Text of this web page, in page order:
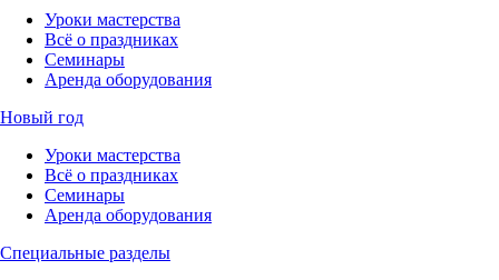
Уроки мастерства
Всё о праздниках
Семинары
Аренда оборудования
Новый год
Уроки мастерства
Всё о праздниках
Семинары
Аренда оборудования
Специальные разделы